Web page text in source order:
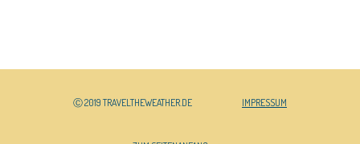
Ⓒ 2019 TRAVELTHEWEATHER.DE IMPRESSUM